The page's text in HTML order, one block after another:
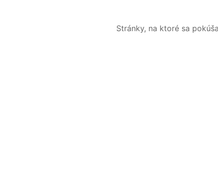
Stránky, na ktoré sa